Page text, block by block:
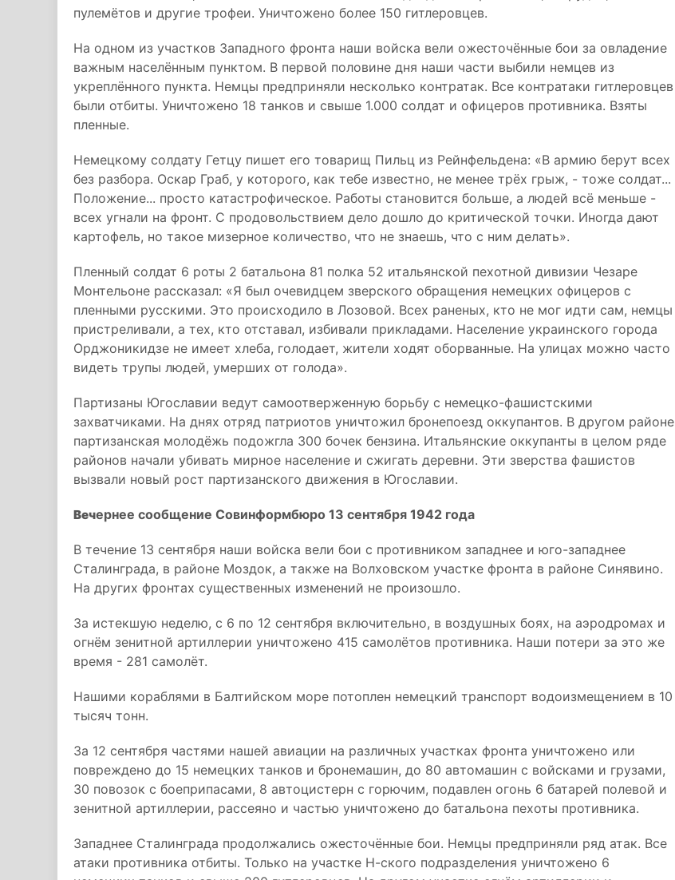
пулемётов и другие трофеи. Уничтожено более 150 гитлеровцев.
На одном из участков Западного фронта наши войска вели ожесточённые бои за овладение
важным населённым пунктом. В первой половине дня наши части выбили немцев из
укреплённого пункта. Немцы предприняли несколько контратак. Все контратаки гитлеровцев
были отбиты. Уничтожено 18 танков и свыше 1.000 солдат и офицеров противника. Взяты
пленные.
Немецкому солдату Гетцу пишет его товарищ Пильц из Рейнфельдена: «В армию берут всех
без разбора. Оскар Граб, у которого, как тебе известно, не менее трёх грыж, - тоже солдат...
Положение... просто катастрофическое. Работы становится больше, а людей всё меньше -
всех угнали на фронт. С продовольствием дело дошло до критической точки. Иногда дают
картофель, но такое мизерное количество, что не знаешь, что с ним делать».
Пленный солдат 6 роты 2 батальона 81 полка 52 итальянской пехотной дивизии Чезаре
Монтельоне рассказал: «Я был очевидцем зверского обращения немецких офицеров с
пленными русскими. Это происходило в Лозовой. Всех раненых, кто не мог идти сам, немцы
пристреливали, а тех, кто отставал, избивали прикладами. Население украинского города
Орджоникидзе не имеет хлеба, голодает, жители ходят оборванные. На улицах можно часто
видеть трупы людей, умерших от голода».
Партизаны Югославии ведут самоотверженную борьбу с немецко-фашистскими
захватчиками. На днях отряд патриотов уничтожил бронепоезд оккупантов. В другом районе
партизанская молодёжь подожгла 300 бочек бензина. Итальянские оккупанты в целом ряде
районов начали убивать мирное население и сжигать деревни. Эти зверства фашистов
вызвали новый рост партизанского движения в Югославии.
Вечернее сообщение Совинформбюро 13 сентября 1942 года
В течение 13 сентября наши войска вели бои с противником западнее и юго-западнее
Сталинграда, в районе Моздок, а также на Волховском участке фронта в районе Синявино.
На других фронтах существенных изменений не произошло.
За истекшую неделю, с 6 по 12 сентября включительно, в воздушных боях, на аэродромах и
огнём зенитной артиллерии уничтожено 415 самолётов противника. Наши потери за это же
время - 281 самолёт.
Нашими кораблями в Балтийском море потоплен немецкий транспорт водоизмещением в 10
тысяч тонн.
За 12 сентября частями нашей авиации на различных участках фронта уничтожено или
повреждено до 15 немецких танков и бронемашин, до 80 автомашин с войсками и грузами,
30 повозок с боеприпасами, 8 автоцистерн с горючим, подавлен огонь 6 батарей полевой и
зенитной артиллерии, рассеяно и частью уничтожено до батальона пехоты противника.
Западнее Сталинграда продолжались ожесточённые бои. Немцы предприняли ряд атак. Все
атаки противника отбиты. Только на участке Н-ского подразделения уничтожено 6